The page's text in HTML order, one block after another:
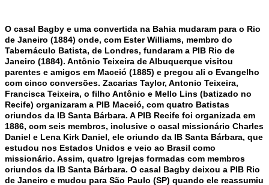
O casal Bagby e uma convertida na Bahia mudaram para o Rio
de Janeiro (1884) onde, com Ester Williams, membro do
Tabernáculo Batista, de Londres, fundaram a PIB Rio de
Janeiro (1884). Antônio Teixeira de Albuquerque visitou
parentes e amigos em Maceió (1885) e pregou ali o Evangelho
com cinco conversões. Zacarias Taylor, Antonio Teixeira,
Francisca Teixeira, o filho Antônio e Mello Lins (batizado no
Recife) organizaram a PIB Maceió, com quatro Batistas
oriundos da IB Santa Bárbara. A PIB Recife foi organizada em
1886, com seis membros, inclusive o casal missionário Charles
Daniel e Lena Kirk Daniel, ele oriundo da IB Santa Bárbara, que
estudou nos Estados Unidos e veio ao Brasil como
missionário. Assim, quatro Igrejas formadas com membros
oriundos da IB Santa Bárbara. O casal Bagby deixou a PIB Rio
de Janeiro e mudou para São Paulo (SP) quando ele reassumiu